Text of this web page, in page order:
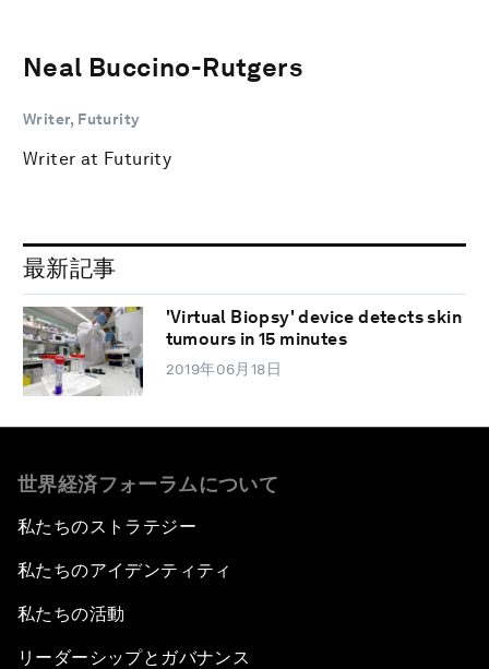
Neal Buccino-Rutgers
Writer, Futurity
Writer at Futurity
最新記事
'Virtual Biopsy' device detects skin
tumours in 15 minutes
2019年06月18日
世界経済フォーラムについて
私たちのストラテジー
私たちのアイデンティティ
私たちの活動
リーダーシップとガバナンス